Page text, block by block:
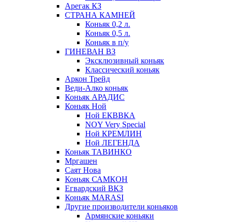
Арегак КЗ
СТРАНА КАМНЕЙ
Коньяк 0,2 л.
Коньяк 0,5 л.
Коньяк в п/у
ГИНЕВАН ВЗ
Эксклюзивный коньяк
Классический коньяк
Аркон Трейд
Веди-Алко коньяк
Коньяк АРАДИС
Коньяк Ной
Ной ЕКВВКА
NOY Very Special
Ной КРЕМЛИН
Ной ЛЕГЕНДА
Коньяк ТАВИНКО
Мргашен
Саят Нова
Коньяк САМКОН
Егвардский ВКЗ
Коньяк MARASI
Другие производители коньяков
Армянские коньяки